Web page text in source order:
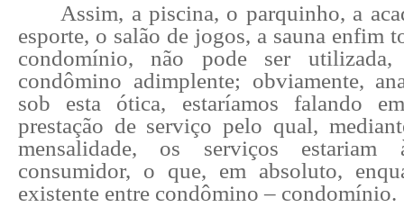
Assim, a piscina, o parquinho, a
esporte, o salão de jogos, a sauna enfim
condomínio, não pode ser utilizada,
condômino adimplente; obviamente,
sob esta ótica, estaríamos falando
prestação de serviço pelo qual,
mensalidade, os serviços
consumidor, o que, em absoluto,
existente entre condômino – condomínio.